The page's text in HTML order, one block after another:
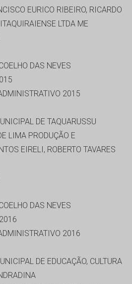
EURICO RIBEIRO, RICARDO
LTDA ME
DAS NEVES
2015
DE TAQUARUSSU
LIMA PRODUÇÃO E
EIRELI, ROBERTO TAVARES
DAS NEVES
2016
DE EDUCAÇÃO, CULTURA